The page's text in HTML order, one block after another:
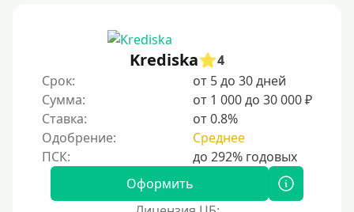
С просрочками
Залог
Под залог ПТС
Без залога
Под залог недвижимости
Krediska
4
Срок:
от 5 до 30 дней
Сумма:
от 1 000 до 30 000 ₽
Ставка:
от 0.8%
Одобрение:
Среднее
Оформить